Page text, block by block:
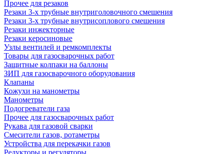
Прочее для резаков
Резаки 3-х трубные внутриголовочного смешения
Резаки 3-х трубные внутрисоплового смешения
Резаки инжекторные
Резаки керосиновые
Узлы вентилей и ремкомплекты
Товары для газосварочных работ
Защитные колпаки на баллоны
ЗИП для газосварочного оборудования
Клапаны
Кожухи на манометры
Манометры
Подогреватели газа
Прочее для газосварочных работ
Рукава для газовой сварки
Смесители газов, ротаметры
Устройства для перекачки газов
Редукторы и регуляторы